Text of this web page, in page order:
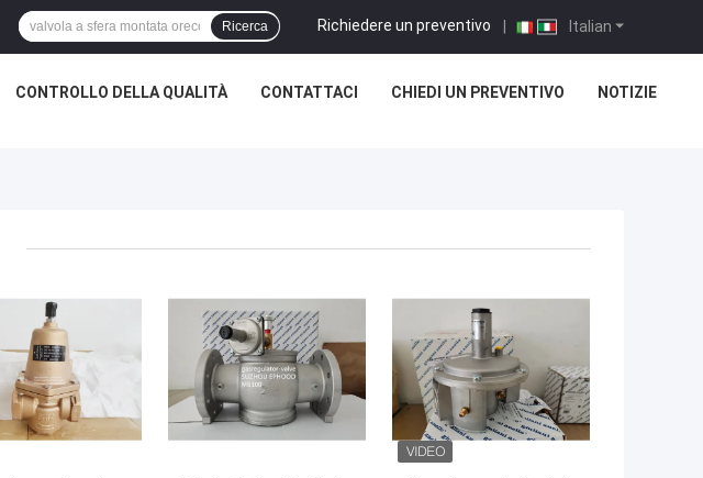
Italian
Richiedere un preventivo |
Ricerca
CONTROLLO DELLA QUALITÀ CONTATTACI CHIEDI UN PREVENTIVO NOTIZIE